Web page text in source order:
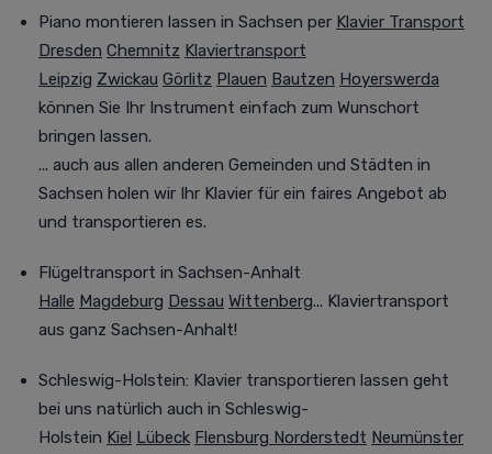
Piano montieren lassen in Sachsen per Klavier Transport
Dresden Chemnitz Klaviertransport
Leipzig Zwickau Görlitz Plauen Bautzen Hoyerswerda
können Sie Ihr Instrument einfach zum Wunschort
bringen lassen.
... auch aus allen anderen Gemeinden und Städten in
Sachsen holen wir Ihr Klavier für ein faires Angebot ab
und transportieren es.
Flügeltransport in Sachsen-Anhalt
Halle Magdeburg Dessau Wittenberg... Klaviertransport
aus ganz Sachsen-Anhalt!
Schleswig-Holstein: Klavier transportieren lassen geht
bei uns natürlich auch in Schleswig-
Holstein Kiel Lübeck Flensburg Norderstedt Neumünster